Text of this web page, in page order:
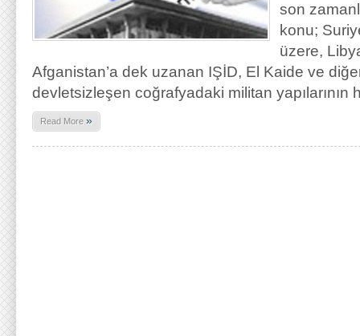
son
konu;
üzere,
Afganistan’a dek uzanan IŞİD, El Kaide ve
devletsizleşen coğrafyadaki militan yapılarının
Read More »